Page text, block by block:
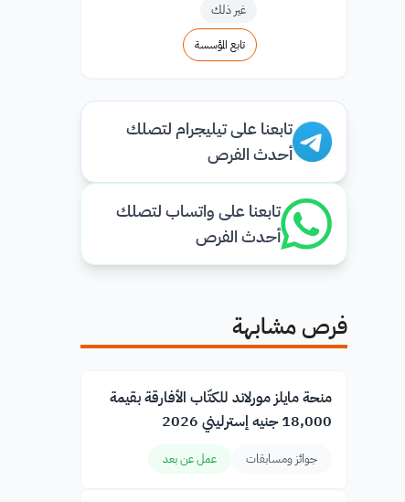
غير ذلك
تابع المؤسسة
تابعنا على تيليجرام لتصلك
أحدث الفرص
تابعنا على واتساب لتصلك
أحدث الفرص
فرص مشابهة
منحة مايلز مورلاند للكتّاب الأفارقة بقيمة
18,000 جنيه إسترليني 2026
جوائز ومسابقات عمل عن بعد